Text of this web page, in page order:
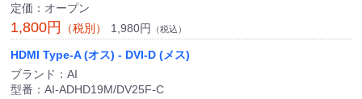
定価：オープン
1,800円 （税別） 1,980円 （税込）
HDMI Type-A (オス) - DVI-D (メス)
ブランド：AI
型番：AI-ADHD19M/DV25F-C